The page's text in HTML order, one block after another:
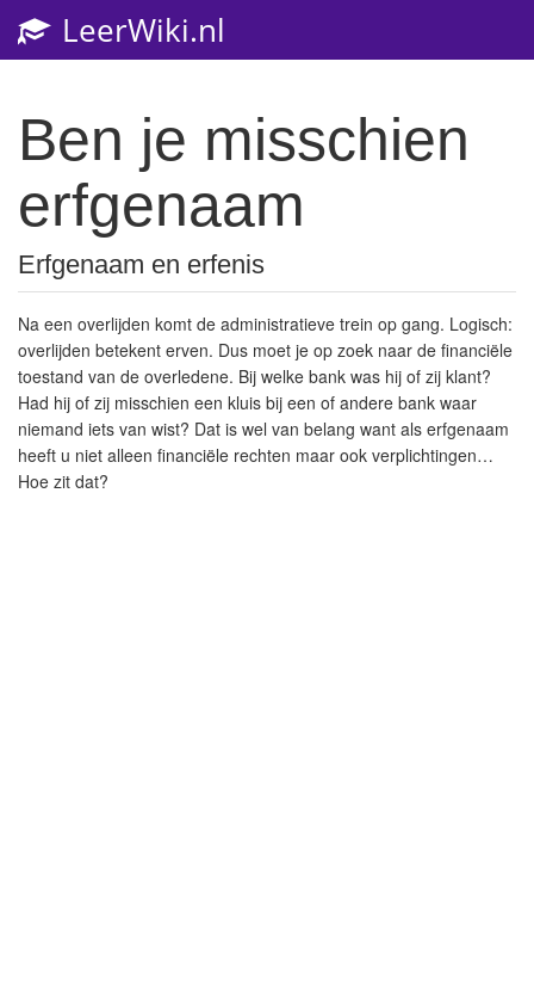
LeerWiki.nl
Ben je misschien
erfgenaam
Erfgenaam en erfenis
Na een overlijden komt de administratieve trein op gang. Logisch:
overlijden betekent erven. Dus moet je op zoek naar de financiële
toestand van de overledene. Bij welke bank was hij of zij klant?
Had hij of zij misschien een kluis bij een of andere bank waar
niemand iets van wist? Dat is wel van belang want als erfgenaam
heeft u niet alleen financiële rechten maar ook verplichtingen…
Hoe zit dat?